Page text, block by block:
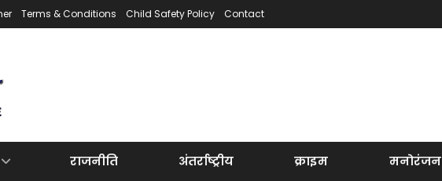
Terms & Conditions Child Safety Policy Contact
राजनीति अंतर्राष्ट्रीय क्राइम मनोरंजन